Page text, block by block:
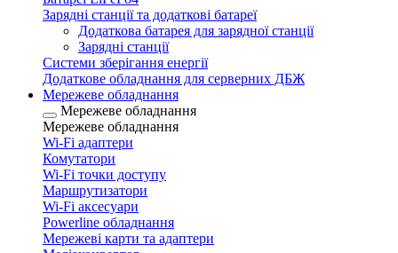
Зарядні станції та додаткові батареї
Додаткова батарея для зарядної станції
Зарядні станції
Системи зберігання енергії
Додаткове обладнання для серверних ДБЖ
Мережеве обладнання
Мережеве обладнання
Мережеве обладнання
Wi-Fi адаптери
Комутатори
Wi-Fi точки доступу
Маршрутизатори
Wi-Fi аксесуари
Рowerline обладнання
Мережеві карти та адаптери